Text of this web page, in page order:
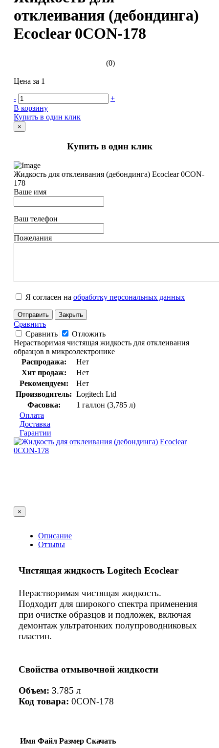
отклеивания (дебондинга)
Ecoclear 0CON-178
(0)
Цена за 1
-
+
В корзину
Купить в один клик
×
Купить в один клик
Жидкость для отклеивания (дебондинга) Ecoclear 0CON-
178
Ваше имя
Ваш телефон
Пожелания
Я согласен на обработку персональных данных
Отправить Закрыть
Сравнить
Сравнить
Отложить
Нерастворимая чистящая жидкость для отклеивания
образцов в микроэлектронике
Распродажа:
Нет
Хит продаж:
Нет
Рекомендуем:
Нет
Производитель: Logitech Ltd
Фасовка:
1 галлон (3,785 л)
Оплата
Доставка
Гарантии
×
Описание
Отзывы
Чистящая жидкость Logitech Ecoclear
Нерастворимая чистящая жидкость.
Подходит для широкого спектра применения
при очистке образцов и подложек, включая
демонтаж ультратонких полупроводниковых
пластин.
Свойства отмывочной жидкости
Объем: 3.785 л
Код товара: 0CON-178
Имя Файл Размер Скачать